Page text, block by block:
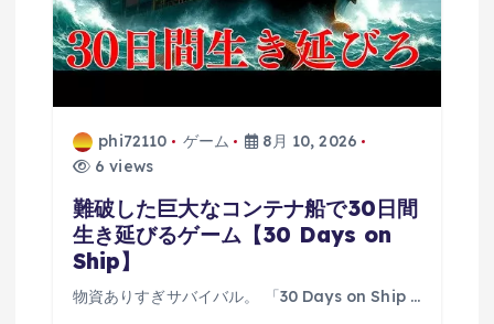
phi72110 ゲーム
8月 10, 2026
6 views
難破した巨大なコンテナ船で30日間
生き延びるゲーム【30 Days on
Ship】
物資ありすぎサバイバル。 「30 Days on Ship …